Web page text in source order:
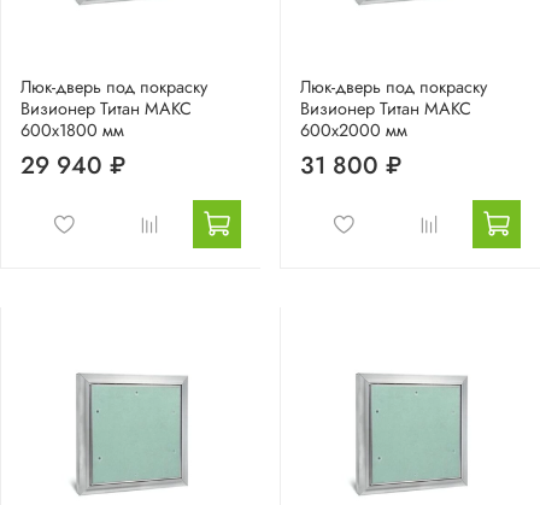
Люк-дверь под покраску
Визионер Титан МАКС
600х1800 мм
29 940 ₽
Люк-дверь под покраску
Визионер Титан МАКС
600х2000 мм
31 800 ₽